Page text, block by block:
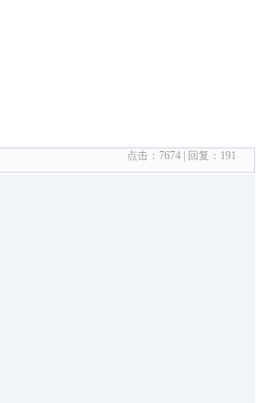
点击： 7674 | 回复： 191